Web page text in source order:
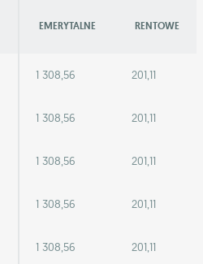
EMERYTALNE RENTOWE
1 308,56 201,11
1 308,56 201,11
1 308,56 201,11
1 308,56 201,11
1 308,56 201,11